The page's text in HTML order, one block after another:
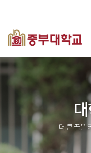
더 큰 꿈을